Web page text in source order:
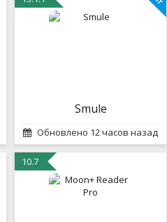
Smule
Обновлено 12 часов назад
10.7